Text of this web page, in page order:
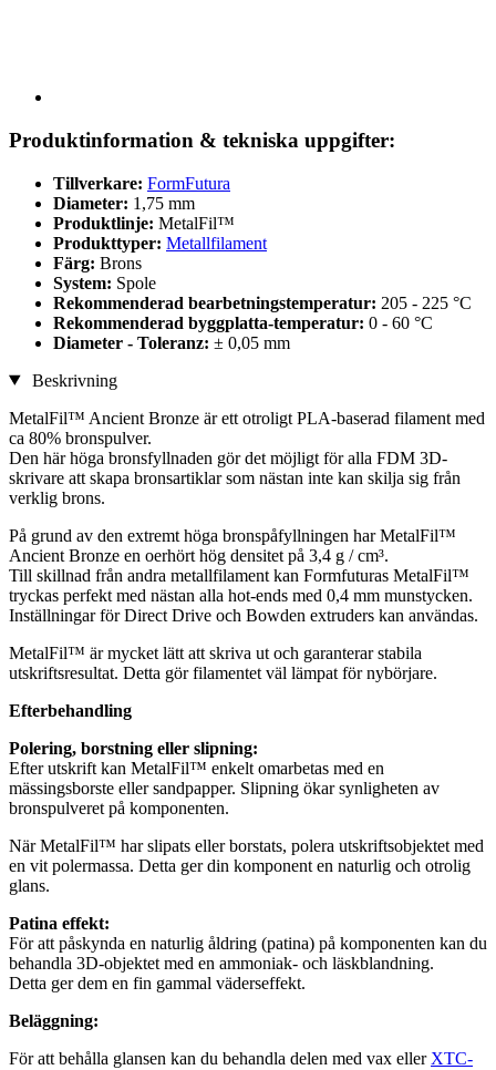
Produktinformation & tekniska uppgifter:
Tillverkare: FormFutura
Diameter: 1,75 mm
Produktlinje: MetalFil™
Produkttyper: Metallfilament
Färg: Brons
System: Spole
Rekommenderad bearbetningstemperatur: 205 - 225 °C
Rekommenderad byggplatta-temperatur: 0 - 60 °C
Diameter - Toleranz: ± 0,05 mm
Beskrivning
MetalFil™ Ancient Bronze är ett otroligt PLA-baserad filament med
ca 80% bronspulver.
Den här höga bronsfyllnaden gör det möjligt för alla FDM 3D-
skrivare att skapa bronsartiklar som nästan inte kan skilja sig från
verklig brons.
På grund av den extremt höga bronspåfyllningen har MetalFil™
Ancient Bronze en oerhört hög densitet på 3,4 g / cm³.
Till skillnad från andra metallfilament kan Formfuturas MetalFil™
tryckas perfekt med nästan alla hot-ends med 0,4 mm munstycken.
Inställningar för Direct Drive och Bowden extruders kan användas.
MetalFil™ är mycket lätt att skriva ut och garanterar stabila
utskriftsresultat. Detta gör filamentet väl lämpat för nybörjare.
Efterbehandling
Polering, borstning eller slipning:
Efter utskrift kan MetalFil™ enkelt omarbetas med en
mässingsborste eller sandpapper. Slipning ökar synligheten av
bronspulveret på komponenten.
När MetalFil™ har slipats eller borstats, polera utskriftsobjektet med
en vit polermassa. Detta ger din komponent en naturlig och otrolig
glans.
Patina effekt:
För att påskynda en naturlig åldring (patina) på komponenten kan du
behandla 3D-objektet med en ammoniak- och läskblandning.
Detta ger dem en fin gammal väderseffekt.
Beläggning:
För att behålla glansen kan du behandla delen med vax eller XTC-